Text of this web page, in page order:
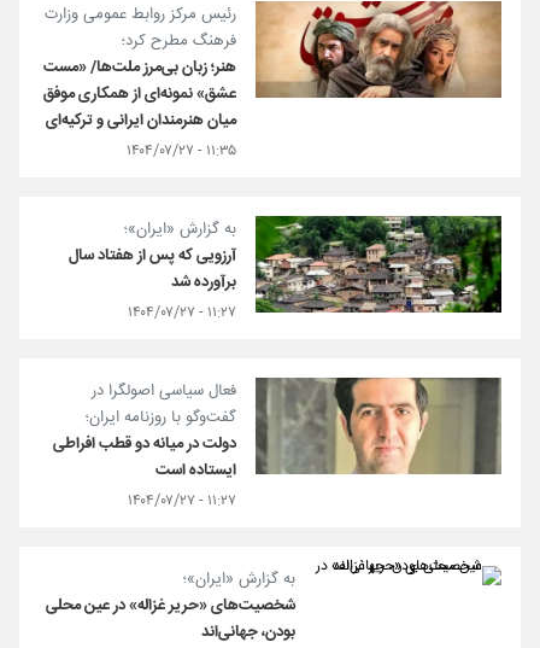
رئیس مرکز روابط عمومی وزارت
فرهنگ مطرح کرد؛
هنر؛ زبان بی‌مرز ملت‌ها/ «مست
عشق» نمونه‌ای از همکاری موفق
میان هنرمندان ایرانی و ترکیه‌ای
۱۱:۳۵ - ۱۴۰۴/۰۷/۲۷
به گزارش «ایران»؛
آرزویی که پس از هفتاد سال
برآورده شد
۱۱:۲۷ - ۱۴۰۴/۰۷/۲۷
فعال سیاسی اصولگرا در
گفت‌وگو با روزنامه ایران؛
دولت در میانه دو قطب افراطی
ایستاده است
۱۱:۲۷ - ۱۴۰۴/۰۷/۲۷
به گزارش «ایران»؛
شخصیت‌های «حریر غزاله» در عین محلی
بودن، جهانی‌اند